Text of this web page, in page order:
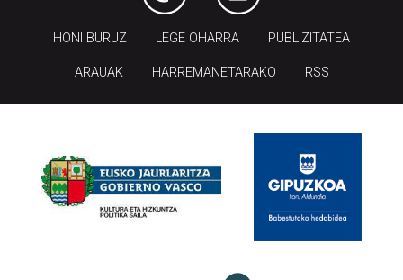
HONI BURUZ LEGE OHARRA PUBLIZITATEA
ARAUAK HARREMANETARAKO RSS